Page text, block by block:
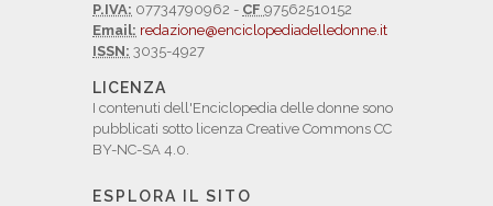
P.IVA: 07734790962 - CF 97562510152
Email: redazione@enciclopediadelledonne.it
ISSN: 3035-4927
LICENZA
I contenuti dell'Enciclopedia delle donne sono
pubblicati sotto licenza Creative Commons CC
BY-NC-SA 4.0.
ESPLORA IL SITO